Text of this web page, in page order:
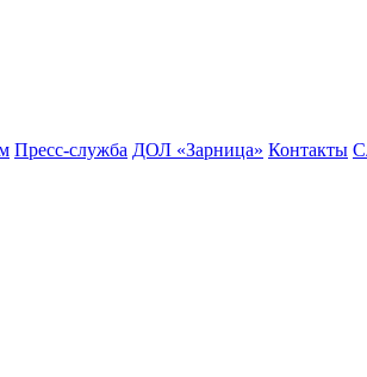
Пресс-служба ДОЛ «Зарница» Контакты